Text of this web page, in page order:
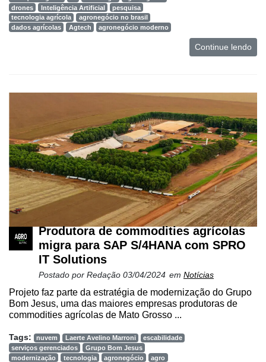
drones
Inteligência Artificial
pesquisa
tecnologia agrícola
agronegócio no brasil
dados agrícolas
Agtech agronegócio moderno
Continue lendo
Produtora de commodities agrícolas
migra para SAP S/4HANA com SPRO
IT Solutions
Postado por Redação 03/04/2024 em Notícias
Projeto faz parte da estratégia de modernização do Grupo
Bom Jesus, uma das maiores empresas produtoras de
commodities agrícolas de Mato Grosso ...
Tags: nuvem Laerte Avelino Marroni
escabilidade
serviços gerenciados
Grupo Bom Jesus
modernização
tecnologia agronegócio
agro